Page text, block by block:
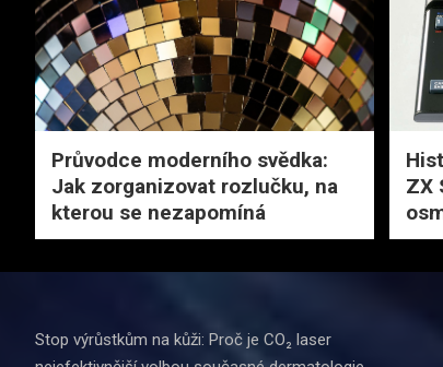
Průvodce moderního svědka:
Jak zorganizovat rozlučku, na
kterou se nezapomíná
ZX
Stop výrůstkům na kůži: Proč je CO₂ laser